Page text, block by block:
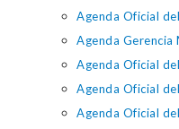
Agenda Oficial
Agenda
Agenda Oficial
Agenda Oficial
Agenda Oficial